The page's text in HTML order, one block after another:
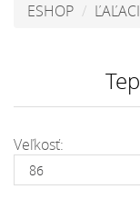
ESHOP ĽAĽACI
Veľkosť: